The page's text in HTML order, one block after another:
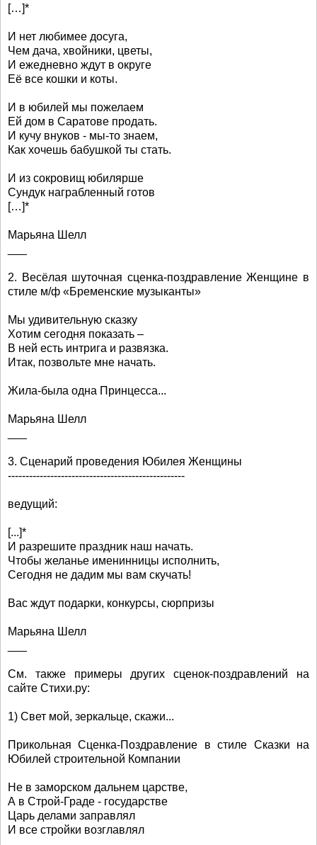
[…]*
И нет любимее досуга,
Чем дача, хвойники, цветы,
И ежедневно ждут в округе
Её все кошки и коты.
И в юбилей мы пожелаем
Ей дом в Саратове продать.
И кучу внуков - мы-то знаем,
Как хочешь бабушкой ты стать.
И из сокровищ юбилярше
Сундук награбленный готов
[…]*
Марьяна Шелл
2. Весёлая шуточная сценка-поздравление Женщине в
стиле м/ф «Бременские музыканты»
Мы удивительную сказку
Хотим сегодня показать –
В ней есть интрига и развязка.
Итак, позвольте мне начать.
Жила-была одна Принцесса...
Марьяна Шелл
3. Сценарий проведения Юбилея Женщины
--------------------------------------------------
ведущий:
[...]*
И разрешите праздник наш начать.
Чтобы желанье именинницы исполнить,
Сегодня не дадим мы вам скучать!
Вас ждут подарки, конкурсы, сюрпризы
Марьяна Шелл
См. также примеры других сценок-поздравлений на
сайте Стихи.ру:
1) Свет мой, зеркальце, скажи...
Прикольная Сценка-Поздравление в стиле Сказки на
Юбилей строительной Компании
Не в заморском дальнем царстве,
А в Строй-Граде - государстве
Царь делами заправлял
И все стройки возглавлял